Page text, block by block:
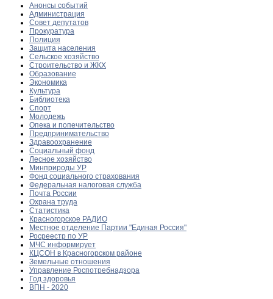
Анонсы событий
Администрация
Совет депутатов
Прокуратура
Полиция
Защита населения
Сельское хозяйство
Строительство и ЖКХ
Образование
Экономика
Культура
Библиотека
Спорт
Молодежь
Опека и попечительство
Предпринимательство
Здравоохранение
Социальный фонд
Лесное хозяйство
Минприроды УР
Фонд социального страхования
Федеральная налоговая служба
Почта России
Охрана труда
Статистика
Красногорское РАДИО
Местное отделение Партии "Единая Россия"
Росреестр по УР
МЧС информирует
КЦСОН в Красногорском районе
Земельные отношения
Управление Роспотребнадзора
Год здоровья
ВПН - 2020